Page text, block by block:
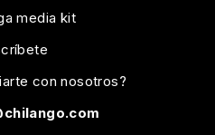
media kit
con nosotros?